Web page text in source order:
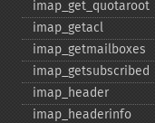
imap_​get_​quotaroot
imap_​getacl
imap_​getmailboxes
imap_​getsubscribed
imap_​header
imap_​headerinfo